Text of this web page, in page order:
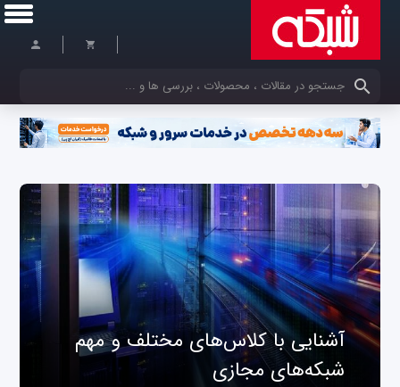
کلمات کلیدی خود را وارد کنید
آشنایی با کلاس‌های مختلف و مهم
شبکه‌های مجازی